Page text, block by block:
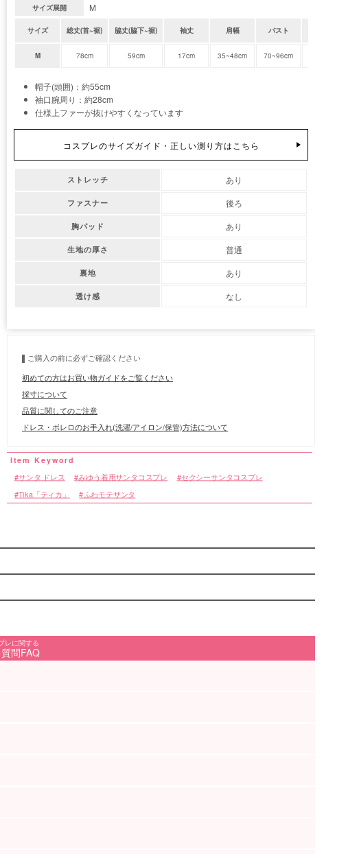
サイズ展開 M
サイズ 総丈(首~裾) 脇丈(脇下~裾) 袖丈 肩幅 バスト
M 78cm 59cm 17cm 35~48cm 70~96cm
帽子(頭囲)：約55cm
袖口腕周り：約28cm
仕様上ファーが抜けやすくなっています
コスプレのサイズガイド・正しい測り方はこちら
ストレッチ あり
ファスナー 後ろ
胸パッド あり
生地の厚さ 普通
裏地 あり
透け感 なし
ご購入の前に必ずご確認ください
初めての方はお買い物ガイドをご覧ください
採寸について
品質に関してのご注意
ドレス・ボレロのお手入れ(洗濯/アイロン/保管)方法について
サンタ ドレス みゆう着用サンタコスプレ セクシーサンタコスプレ
Tika「ティカ」 ふわモテサンタ
レに関する
問FAQ